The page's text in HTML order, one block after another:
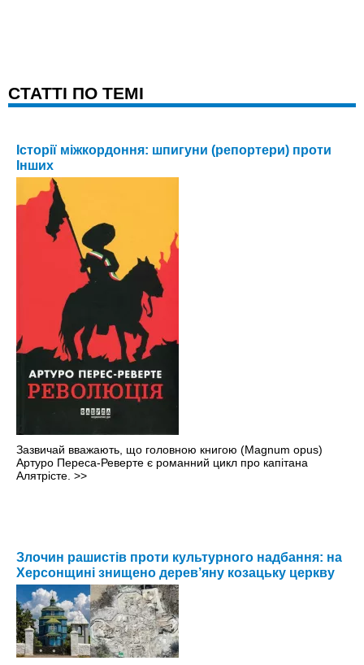
CТАТТІ ПО ТЕМІ
Історії міжкордоння: шпигуни (репортери) проти
Інших
Зазвичай вважають, що головною книгою (Magnum opus)
Артуро Переса-Реверте є романний цикл про капітана
Алятрісте. >>
Злочин рашистів проти культурного надбання: на
Херсонщині знищено дерев’яну козацьку церкву